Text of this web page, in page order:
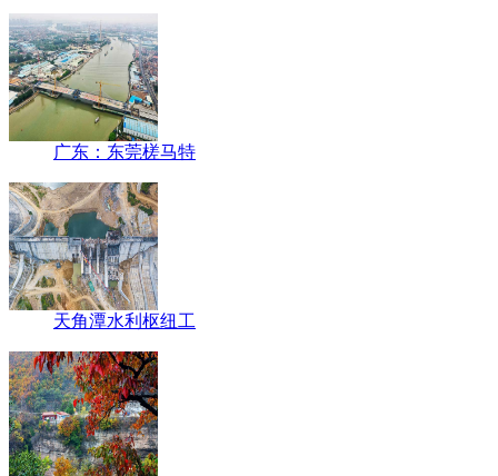
广东：东莞槎马特
天角潭水利枢纽工